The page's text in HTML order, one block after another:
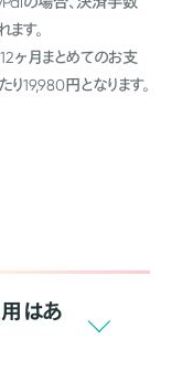
す。
ヶ月まとめてのお支
19,980円となります。
はあ